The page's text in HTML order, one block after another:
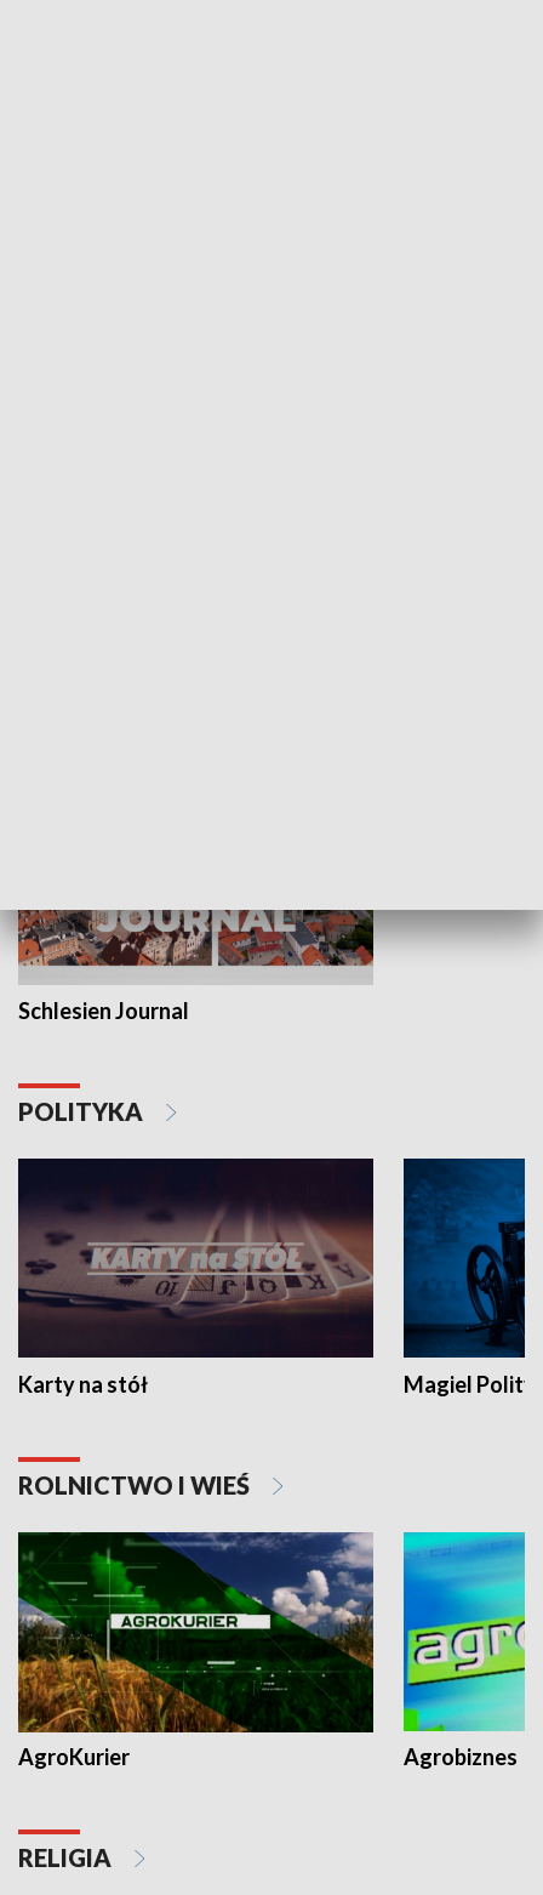
Schlesien Journal
POLITYKA
Karty na stół Magiel
ROLNICTWO I WIEŚ
AgroKurier Agrobiznes
RELIGIA